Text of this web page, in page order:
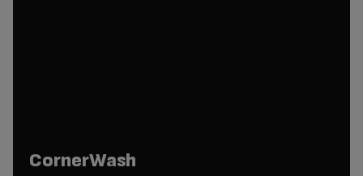
CornerWash